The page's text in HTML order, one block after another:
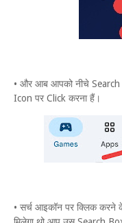
• और आब आपको नीचे Search
Icon पर Click करना हैं।
• सर्च आइकॉन पर क्लिक